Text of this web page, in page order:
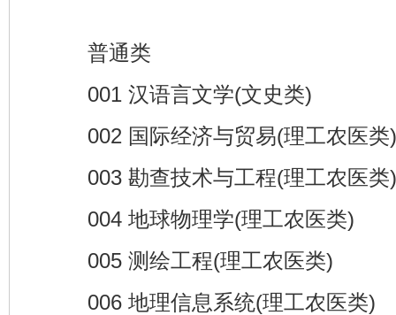
普通类
001 汉语言文学(文史类)
002 国际经济与贸易(理工农医类)
003 勘查技术与工程(理工农医类)
004 地球物理学(理工农医类)
005 测绘工程(理工农医类)
006 地理信息系统(理工农医类)